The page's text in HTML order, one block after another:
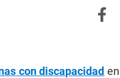
con discapacidad en